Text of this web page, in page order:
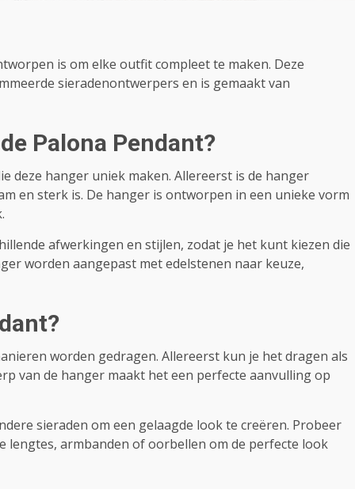
is om elke outfit compleet te maken. Deze
sieradenontwerpers en is gemaakt van
Palona Pendant?
deze hanger uniek maken. Allereerst is de hanger
en sterk is. De hanger is ontworpen in een unieke vorm
afwerkingen en stijlen, zodat je het kunt kiezen die
worden aangepast met edelstenen naar keuze,
worden gedragen. Allereerst kun je het dragen als
van de hanger maakt het een perfecte aanvulling op
sieraden om een gelaagde look te creëren. Probeer
lengtes, armbanden of oorbellen om de perfecte look